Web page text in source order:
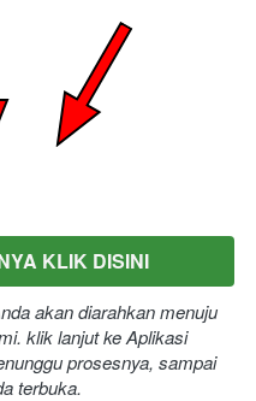
KLIK DISINI
akan diarahkan menuju
klik lanjut ke Aplikasi
prosesnya, sampai
terbuka.